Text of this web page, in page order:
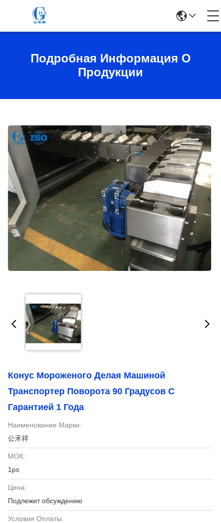
Подробная Информация О
Продукции
Конус Мороженого Делая Машиной
Транспортер Поворота 90 Градусов С
Гарантией 1 Года
Наименование Марки:
公禾祥
МОК:
1ps
Цена:
Подлежит обсуждению
Условия Оплаты: